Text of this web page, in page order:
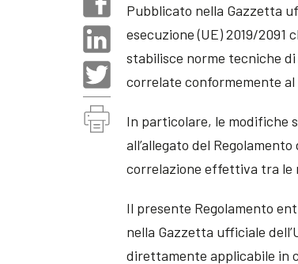
Pubblicato nella Gazzetta
esecuzione (UE) 2019/2091
stabilisce norme tecniche
correlate conformemente al
In particolare, le modifiche
all’allegato del
correlazione effettiva tra le
Il presente Regolamento
nella Gazzetta ufficiale
direttamente applicabile in